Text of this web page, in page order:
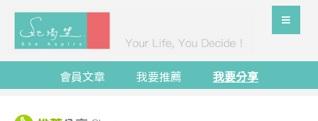
會員文章 我要推薦 我要分享